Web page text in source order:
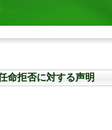
命拒否に対する声明